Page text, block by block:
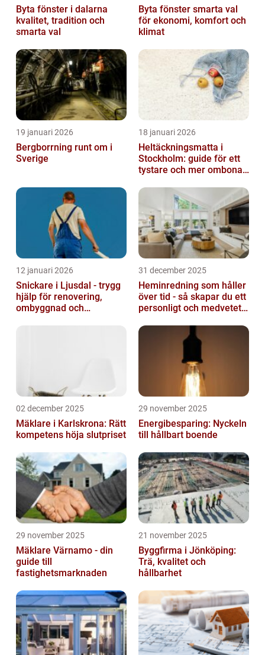
Byta fönster i dalarna
kvalitet, tradition och
smarta val
Byta fönster smarta val
för ekonomi, komfort och
klimat
19 januari 2026
Bergborrning runt om i
Sverige
18 januari 2026
Heltäckningsmatta i
Stockholm: guide för ett
tystare och mer ombonat
12 januari 2026
Snickare i Ljusdal - trygg
hjälp för renovering,
ombyggnad och
31 december 2025
Heminredning som håller
över tid - så skapar du ett
personligt och medvetet
02 december 2025
Mäklare i Karlskrona: Rätt
kompetens höja slutpriset
29 november 2025
Energibesparing: Nyckeln
till hållbart boende
29 november 2025
Mäklare Värnamo - din
guide till
fastighetsmarknaden
21 november 2025
Byggfirma i Jönköping:
Trä, kvalitet och
hållbarhet